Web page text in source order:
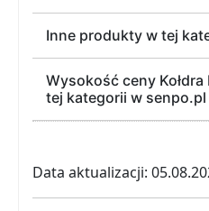
Inne produkty w tej
Wysokość ceny
tej kategorii w senpo.pl
Data aktualizacji: